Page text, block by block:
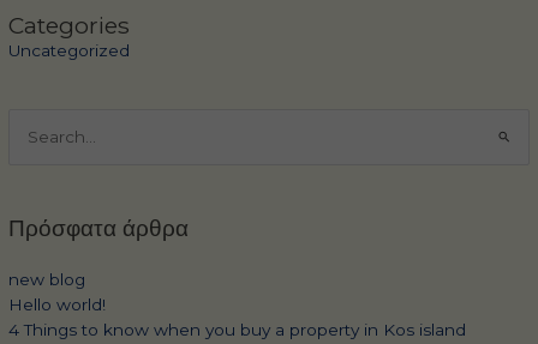
Categories
Uncategorized
για:
Πρόσφατα άρθρα
new blog
Hello world!
4 Things to know when you buy a property in Kos island